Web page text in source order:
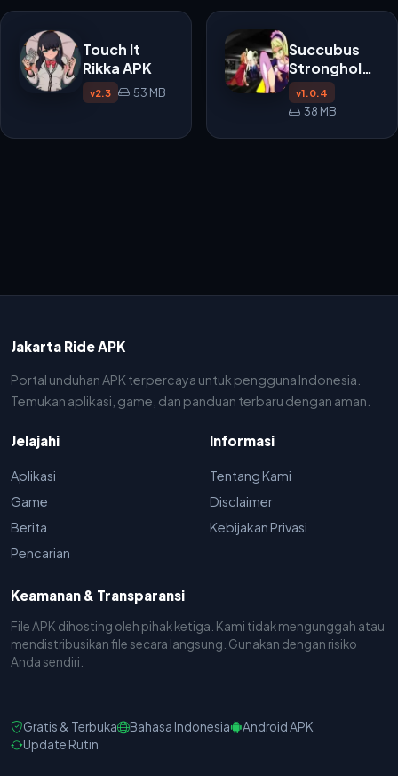
Touch It
Rikka APK
v2.3 53 MB
Succubus
Stronghold
APK
v1.0.4
38 MB
Jakarta Ride APK
Portal unduhan APK terpercaya untuk pengguna Indonesia.
Temukan aplikasi, game, dan panduan terbaru dengan aman.
Jelajahi
Aplikasi
Game
Berita
Pencarian
Informasi
Tentang Kami
Disclaimer
Kebijakan Privasi
Keamanan & Transparansi
File APK dihosting oleh pihak ketiga. Kami tidak mengunggah atau
mendistribusikan file secara langsung. Gunakan dengan risiko
Anda sendiri.
Gratis & Terbuka Bahasa Indonesia
Android APK
Update Rutin